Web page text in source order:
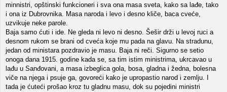
minnistri, opštinski funkcioneri i sva ona masa sveta, kako sa lađe, tako
i ona iz Dubrovnika. Masa naroda i levo i desno kliče, baca cveće,
uzvikuje neke parole.
Baja samo ćuti i ide. Ne gleda ni levo ni desno. Šešir drži u levoj ruci a
desnom rukom se brani od cveća koje mu pada na glavu. Na stradunu,
jedan od ministara pozdravio je masu. Baja ni reči. Sigurno se setio
onoga dana 1915. godine kada se, sa tim istim ministrima, ukrcavao u
lađu u Sanđovani, a masa izbeglica gola, bosa, gladna i žedna, bolesna
viče na njega i psuje ga, govoreći kako je upropastio narod i zemlju. I
tada je ćuteći prošao kroz tu gladnu masu, dok su pojedini ministri